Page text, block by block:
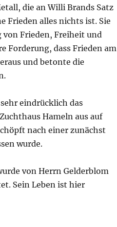
die an Willi Brands Satz
Frieden alles nichts ist. Sie
von Frieden, Freiheit und
Forderung, dass Frieden am
und betonte die
eindrücklich das
Hameln aus auf
nach einer zunächst
wurde.
von Herrn Gelderblom
Sein Leben ist hier